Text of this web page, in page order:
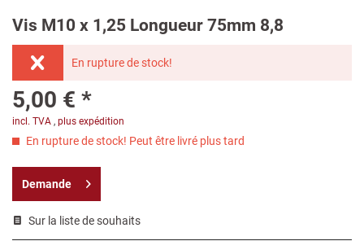
Vis M10 x 1,25 Longueur 75mm 8,8
En rupture de stock!
5,00 € *
incl. TVA , plus expédition
En rupture de stock! Peut être livré plus tard
Demande
Sur la liste de souhaits